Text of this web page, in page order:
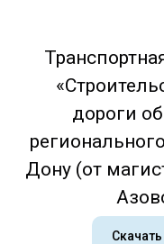
дороги
Дону (от